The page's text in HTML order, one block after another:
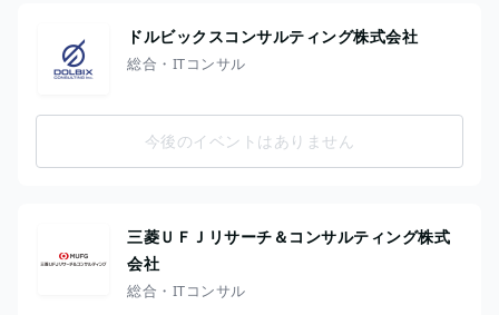
ドルビックスコンサルティング株式会社
総合・ITコンサル
今後のイベントはありません
三菱ＵＦＪリサーチ＆コンサルティング株式
会社
総合・ITコンサル